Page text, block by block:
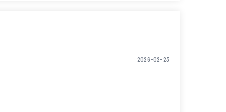
week as well.
2026-02-23